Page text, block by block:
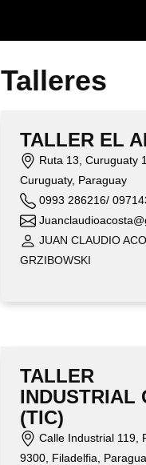
Talleres
TALLER EL
Ruta 13, Curuguaty
Curuguaty, Paraguay
0993 286216/
JUAN CLAUDIO
GRZIBOWSKI
TALLER
INDUSTRIAL
(TIC)
Calle Industrial 119,
9300, Filadelfia,